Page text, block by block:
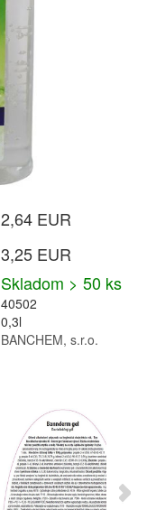
2,64 EUR
3,25 EUR
Skladom > 50 ks
40502
0,3l
BANCHEM, s.r.o.